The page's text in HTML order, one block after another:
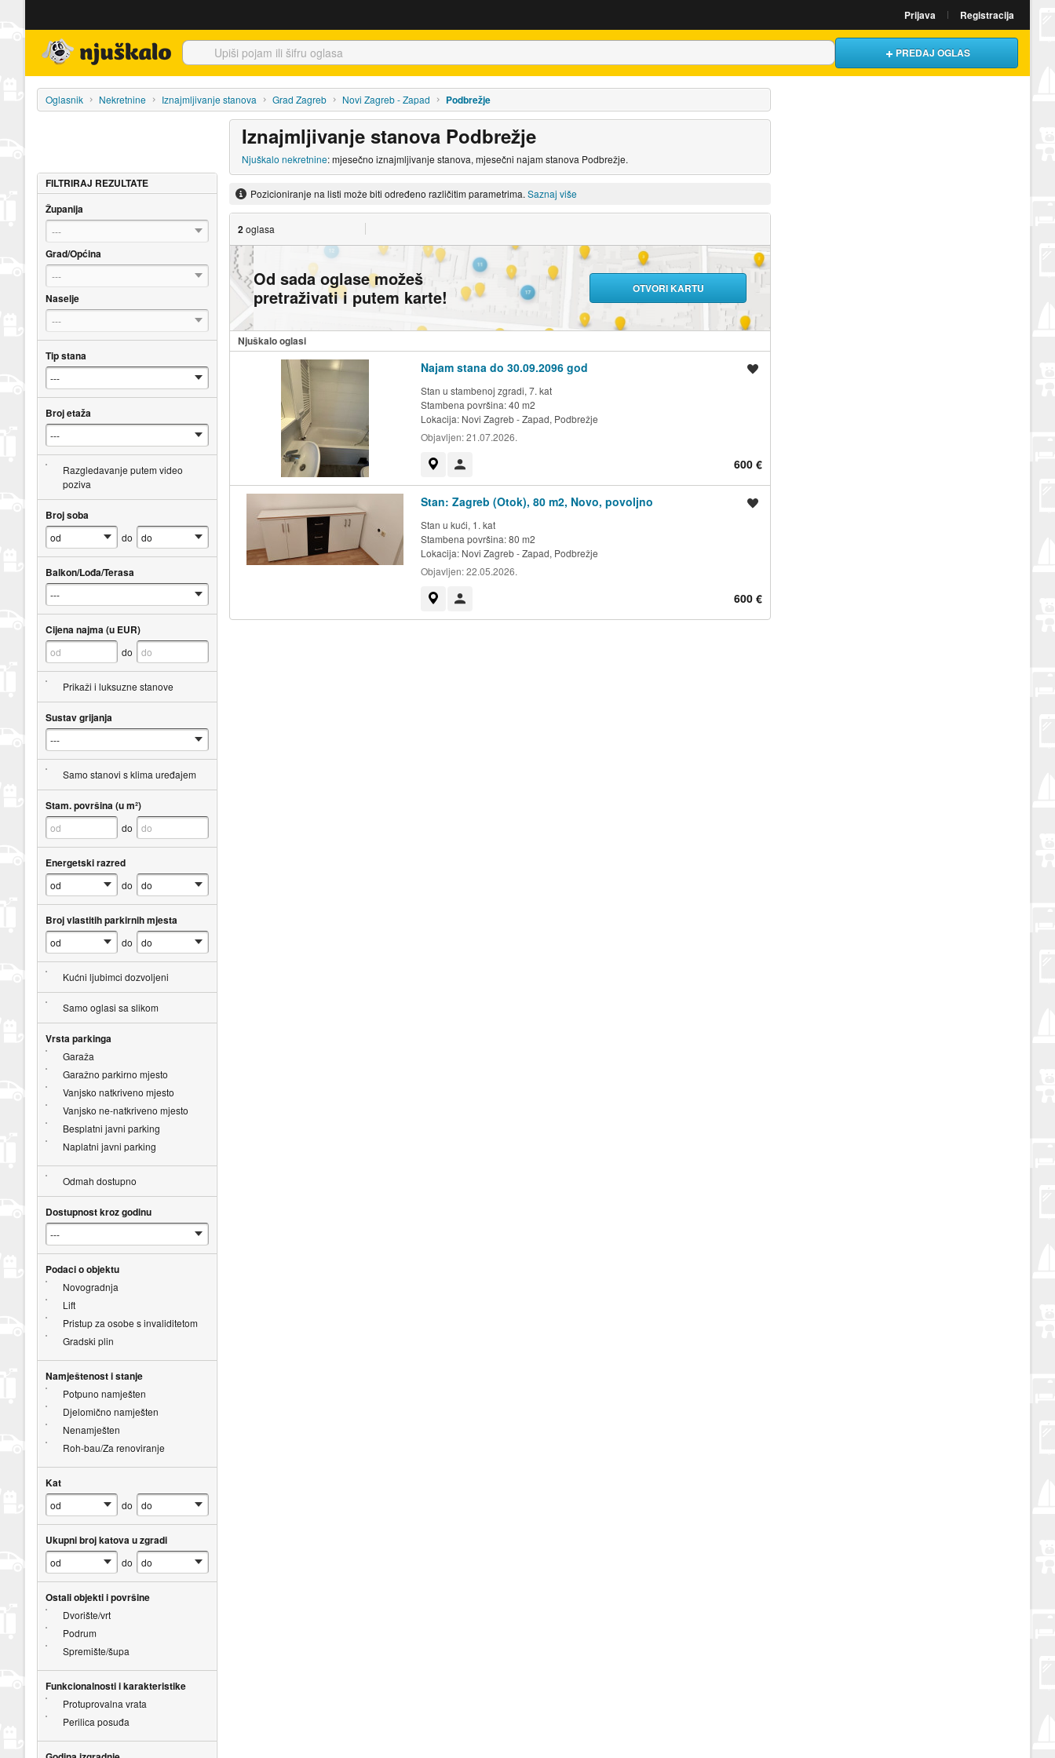
Prijava Registracija
PREDAJ OGLAS
Oglasnik Nekretnine Iznajmljivanje stanova Grad Zagreb Novi Zagreb - Zapad Podbrežje
Iznajmljivanje stanova Podbrežje
Njuškalo nekretnine: mjesečno iznajmljivanje stanova, mjesečni najam stanova Podbrežje.
Pozicioniranje na listi može biti određeno različitim parametrima. Saznaj više
2oglasa
Od sada oglase možeš
pretraživati i putem karte!
OTVORI KARTU
Njuškalo oglasi
Najam stana do 30.09.2096 god
Stan u stambenoj zgradi, 7. kat
Stambena površina: 40 m2
Lokacija: Novi Zagreb - Zapad, Podbrežje
Objavljen:21.07.2026.
600 €
Stan: Zagreb (Otok), 80 m2, Novo, povoljno
Stan u kući, 1. kat
Stambena površina: 80 m2
Lokacija: Novi Zagreb - Zapad, Podbrežje
Objavljen:22.05.2026.
600 €
FILTRIRAJ REZULTATE
Županija
---
Grad/Općina
---
Naselje
---
Tip stana
Broj etaža
Razgledavanje putem video
poziva
Broj soba
do
Balkon/Lođa/Terasa
Cijena najma (u EUR)
do
Prikaži i luksuzne stanove
Sustav grijanja
Samo stanovi s klima uređajem
Stam. površina (u m²)
do
Energetski razred
do
Broj vlastitih parkirnih mjesta
do
Kućni ljubimci dozvoljeni
Samo oglasi sa slikom
Vrsta parkinga
Garaža
Garažno parkirno mjesto
Vanjsko natkriveno mjesto
Vanjsko ne-natkriveno mjesto
Besplatni javni parking
Naplatni javni parking
Odmah dostupno
Dostupnost kroz godinu
Podaci o objektu
Novogradnja
Lift
Pristup za osobe s invaliditetom
Gradski plin
Namještenost i stanje
Potpuno namješten
Djelomično namješten
Nenamješten
Roh-bau/Za renoviranje
Kat
do
Ukupni broj katova u zgradi
do
Ostali objekti i površine
Dvorište/vrt
Podrum
Spremište/šupa
Funkcionalnosti i karakteristike
Protuprovalna vrata
Perilica posuđa